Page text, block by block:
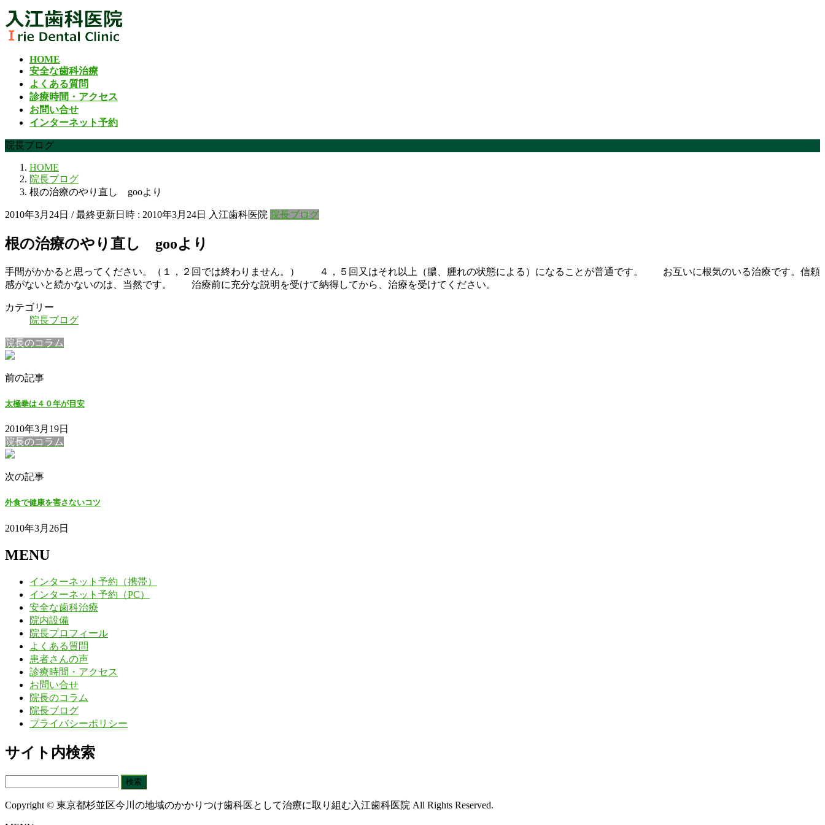
コ
ン
テ
ナ
ビ
ゲ
HOME
安全な歯科治療
よくある質問
診療時間・アクセス
お問い合せ
インターネット予約
院長ブログ
HOME
院長ブログ
根の治療のやり直し gooより
2010年3月24日 / 最終更新日時 : 2010年3月24日 入江歯科医院 院長ブログ
根の治療のやり直し gooより
手間がかかると思ってください。（１，２回では終わりません。） ４，５回又はそれ以上（膿、腫れの状態による）になることが普通です。 お互いに根気のいる治療です。信頼
感がないと続かないのは、当然です。 治療前に充分な説明を受けて納得してから、治療を受けてください。
カテゴリー
院長ブログ
院長のコラム
前の記事
太極拳は４０年が目安
2010年3月19日
院長のコラム
次の記事
外食で健康を害さないコツ
2010年3月26日
MENU
インターネット予約（携帯）
インターネット予約（PC）
安全な歯科治療
院内設備
院長プロフィール
よくある質問
患者さんの声
診療時間・アクセス
お問い合せ
院長のコラム
院長ブログ
プライバシーポリシー
サイト内検索
Copyright © 東京都杉並区今川の地域のかかりつけ歯科医として治療に取り組む入江歯科医院 All Rights Reserved.